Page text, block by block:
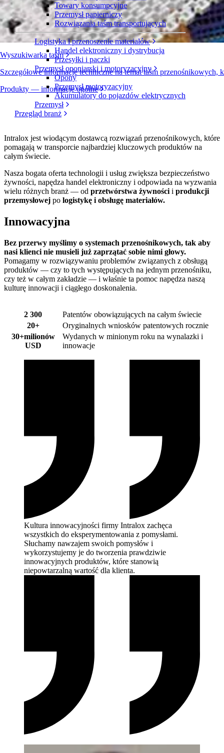
Wyszukiwarka taśm
Szczegółowe informacje techniczne na temat taśm
Produkty — informacje ogólne
Towary konsumpcyjne
Przemysł papierniczy
Rozwiązania taśm transportujących
Logistyka i przenoszenie materiałów
Handel elektroniczny i dystrybucja
Przesyłki i paczki
Przemysł oponiarski i motoryzacyjny
Opony
Przemysł motoryzacyjny
Akumulatory do pojazdów elektrycznych
Przemysł
Przegląd branż
Intralox jest wiodącym dostawcą rozwiązań przenośnikowych, które
pomagają w transporcie najbardziej kluczowych produktów na
całym świecie.
Nasza bogata oferta technologii i usług zwiększa bezpieczeństwo
żywności, napędza handel elektroniczny i odpowiada na wyzwania
wielu różnych branż — od przetwórstwa żywności i produkcji
przemysłowej po logistykę i obsługę materiałów.
Innowacyjna
Bez przerwy myślimy o systemach przenośnikowych, tak aby
nasi klienci nie musieli już zaprzątać sobie nimi głowy.
Pomagamy w rozwiązywaniu problemów związanych z obsługą
produktów — czy to tych występujących na jednym przenośniku,
czy też w całym zakładzie — i właśnie ta pomoc napędza naszą
kulturę innowacji i ciągłego doskonalenia.
2 300
Patentów obowiązujących na całym świecie
20+
Oryginalnych wniosków patentowych rocznie
30+milionów
USD
Wydanych w minionym roku na wynalazki i
innowacje
Kultura innowacyjności firmy Intralox zachęca
wszystkich do eksperymentowania z pomysłami.
Słuchamy nawzajem swoich pomysłów i
wykorzystujemy je do tworzenia prawdziwie
innowacyjnych produktów, które stanowią
niepowtarzalną wartość dla klienta.